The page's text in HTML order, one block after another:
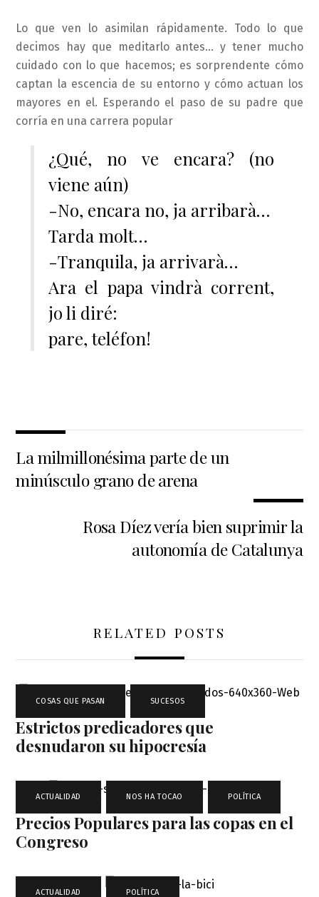
Lo que ven lo asimilan rápidamente. Todo lo que
decimos hay que meditarlo antes… y tener mucho
cuidado con lo que hacemos; es sorprendente cómo
captan la escencia de su entorno y cómo actuan los
mayores en el. Esperando el paso de su padre que
corría en una carrera popular
¿Qué, no ve encara? (no
viene aún)
-No, encara no, ja arribarà…
Tarda molt…
-Tranquila, ja arrivarà…
Ara el papa vindrà corrent,
jo li diré:
pare, teléfon!
La milmillonésima parte de un
minúsculo grano de arena
Rosa Díez vería bien suprimir la
autonomía de Catalunya
RELATED POSTS
COSAS QUE PASAN SUCESOS
Estrictos predicadores que
desnudaron su hipocresía
ACTUALIDAD NOS HA TOCAO POLÍTICA
Precios Populares para las copas en el
Congreso
ACTUALIDAD POLÍTICA